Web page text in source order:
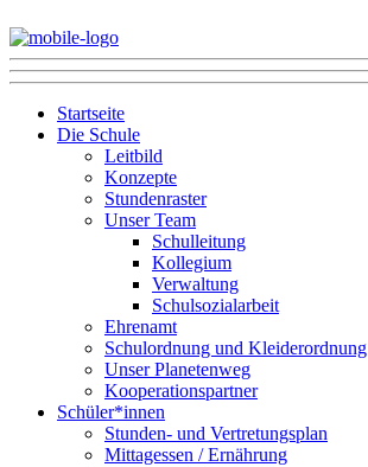
Startseite
Die Schule
Leitbild
Konzepte
Stundenraster
Unser Team
Schulleitung
Kollegium
Verwaltung
Schulsozialarbeit
Ehrenamt
Schulordnung und Kleiderordnung
Unser Planetenweg
Kooperationspartner
Schüler*innen
Stunden- und Vertretungsplan
Mittagessen / Ernährung